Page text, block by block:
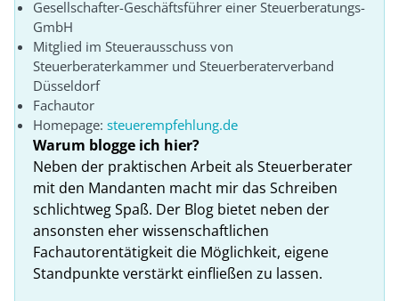
Gesellschafter-Geschäftsführer einer Steuerberatungs-
GmbH
Mitglied im Steuerausschuss von
Steuerberaterkammer und Steuerberaterverband
Düsseldorf
Fachautor
Homepage: steuerempfehlung.de
Warum blogge ich hier?
Neben der praktischen Arbeit als Steuerberater
mit den Mandanten macht mir das Schreiben
schlichtweg Spaß. Der Blog bietet neben der
ansonsten eher wissenschaftlichen
Fachautorentätigkeit die Möglichkeit, eigene
Standpunkte verstärkt einfließen zu lassen.